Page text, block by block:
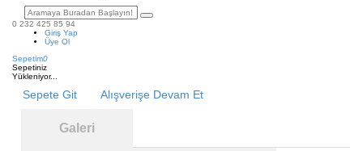
0 232 425 85 94
Giriş Yap
Üye Ol
Sepetim0
Sepetiniz
Yükleniyor...
Sepete Git Alışverişe Devam Et
Galeri